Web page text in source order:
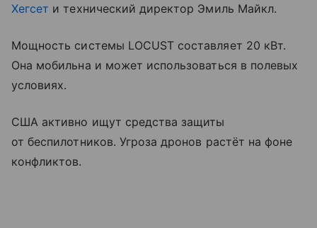
Хегсет и технический директор Эмиль Майкл.
Мощность системы LOCUST составляет 20 кВт.
Она мобильна и может использоваться в полевых
условиях.
США активно ищут средства защиты
от беспилотников. Угроза дронов растёт на фоне
конфликтов.